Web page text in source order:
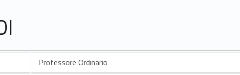
Professore Ordinario